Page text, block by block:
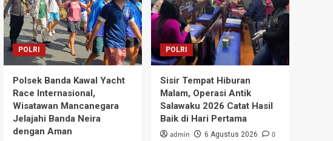
POLRI
Polsek Banda Kawal Yacht
Race Internasional,
Wisatawan Mancanegara
Jelajahi Banda Neira
dengan Aman
POLRI
Sisir Tempat Hiburan
Malam, Operasi Antik
Salawaku 2026 Catat Hasil
Baik di Hari Pertama
admin 6 Agustus 2026 0